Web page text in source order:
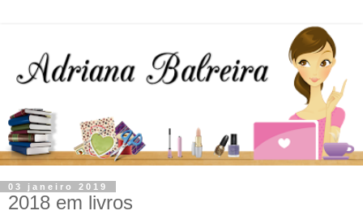
03 janeiro 2019
2018 em livros